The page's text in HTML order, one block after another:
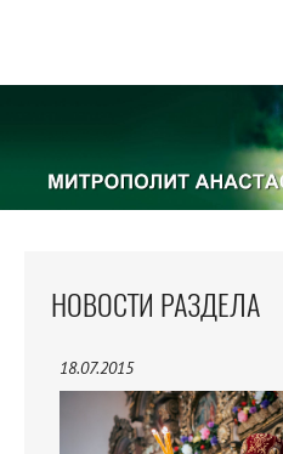
НОВОСТИ РАЗДЕЛА
18.07.2015